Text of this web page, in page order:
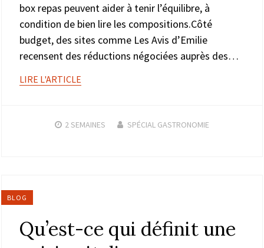
box repas peuvent aider à tenir l’équilibre, à
condition de bien lire les compositions.Côté
budget, des sites comme Les Avis d’Emilie
recensent des réductions négociées auprès des…
LIRE L'ARTICLE
2 SEMAINES SPÉCIAL GASTRONOMIE
BLOG
Qu’est-ce qui définit une